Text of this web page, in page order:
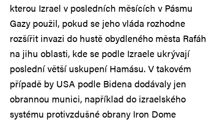
kterou Izrael v posledních měsících v Pásmu
Gazy použil, pokud se jeho vláda rozhodne
rozšířit invazi do hustě obydleného města Rafáh
na jihu oblasti, kde se podle Izraele ukrývají
poslední větší uskupení Hamásu. V takovém
případě by USA podle Bidena dodávaly jen
obrannou munici, například do izraelského
systému protivzdušné obrany Iron Dome